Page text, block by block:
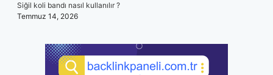
Siğil koli bandı nasıl kullanılır ?
Temmuz 14, 2026